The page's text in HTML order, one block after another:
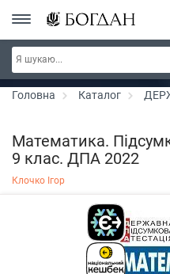
РОЗПРОДАЖ ~ 150 грн ~ 200 грн ~
300 грн ~ РОЗПРОДАЖ
Головна Каталог
Математика.
9 клас. ДПА 2022
Клочко Ігор